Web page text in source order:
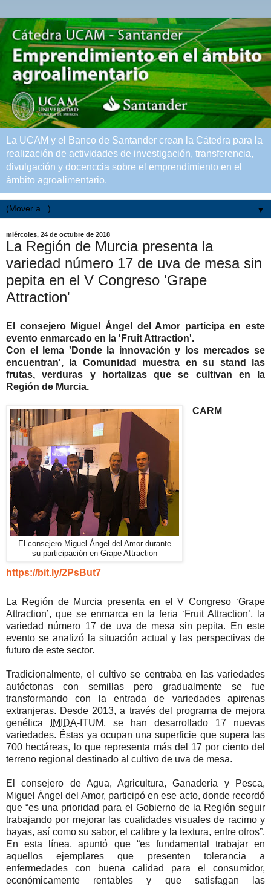
La UCAM y el Banco de Santander crean la Cátedra para la
realización de actividades de investigación, transferencia,
divulgación y docenccia sobre el emprendimiento en el
ámbito agroalimentario.
▼
miércoles, 24 de octubre de 2018
La Región de Murcia presenta la
variedad número 17 de uva de mesa sin
pepita en el V Congreso 'Grape
Attraction'
El consejero Miguel Ángel del Amor participa en este
evento enmarcado en la 'Fruit Attraction'.
Con el lema 'Donde la innovación y los mercados se
encuentran', la Comunidad muestra en su stand las
frutas, verduras y hortalizas que se cultivan en la
Región de Murcia.
El consejero Miguel Ángel del Amor durante
su participación en Grape Attraction
CARM
https://bit.ly/2PsBut7
La Región de Murcia presenta en el V Congreso ‘Grape
Attraction’, que se enmarca en la feria ‘Fruit Attraction’, la
variedad número 17 de uva de mesa sin pepita. En este
evento se analizó la situación actual y las perspectivas de
futuro de este sector.
Tradicionalmente, el cultivo se centraba en las variedades
autóctonas con semillas pero gradualmente se fue
transformando con la entrada de variedades apirenas
extranjeras. Desde 2013, a través del programa de mejora
genética
IMIDA-ITUM, se han desarrollado 17 nuevas
variedades. Éstas ya ocupan una superficie que supera las
700 hectáreas, lo que representa más del 17 por ciento del
terreno regional destinado al cultivo de uva de mesa.
El consejero de Agua, Agricultura, Ganadería y Pesca,
Miguel Ángel del Amor, participó en ese acto, donde recordó
que “es una prioridad para el Gobierno de la Región seguir
trabajando por mejorar las cualidades visuales de racimo y
bayas, así como su sabor, el calibre y la textura, entre otros”.
En esta línea, apuntó que “es fundamental trabajar en
aquellos ejemplares que presenten tolerancia a
enfermedades con buena calidad para el consumidor,
económicamente rentables y que satisfagan las